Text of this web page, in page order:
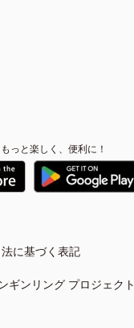
っと楽しく、便利に！
に基づく表記
ギンリング プロジェクト